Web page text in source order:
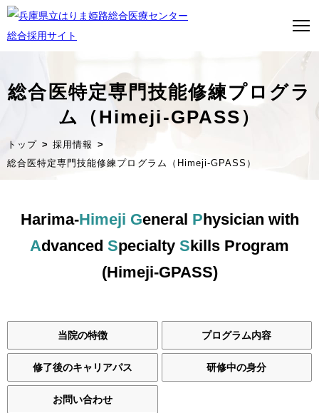
トップページ
はり姫について
医師募集について
先輩の声
姫路ってこんな街
お知らせ
総合医特定専門技能修練プログラ
ム（Himeji-GPASS）
トップ
採用情報
総合医特定専門技能修練プログラム（Himeji-GPASS）
Harima-Himeji General Physician with
Advanced Specialty Skills Program
(Himeji-GPASS)
当院の特徴 プログラム内容
修了後のキャリアパス 研修中の身分
お問い合わせ